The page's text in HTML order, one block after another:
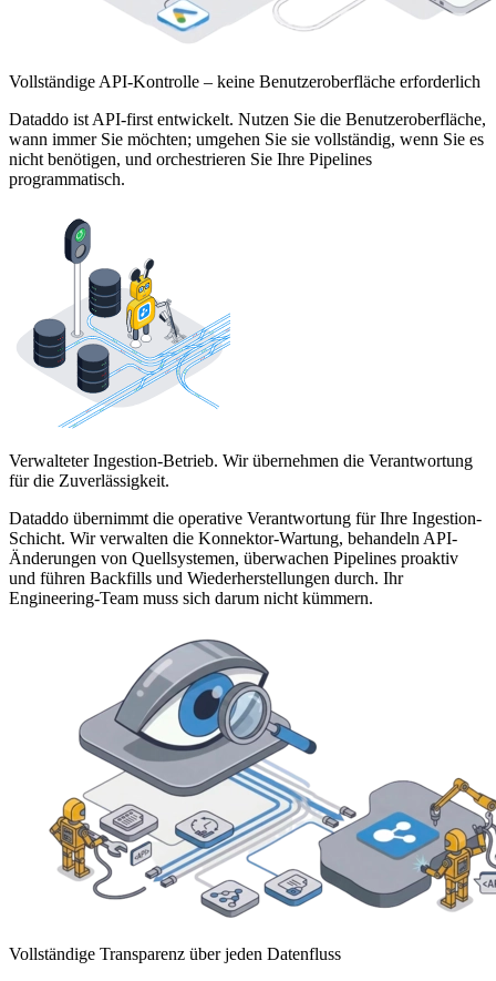
Vollständige API-Kontrolle – keine Benutzeroberfläche erforderlich
Dataddo ist API-first entwickelt. Nutzen Sie die Benutzeroberfläche,
wann immer Sie möchten; umgehen Sie sie vollständig, wenn Sie es
nicht benötigen, und orchestrieren Sie Ihre Pipelines
programmatisch.
Verwalteter Ingestion-Betrieb. Wir übernehmen die Verantwortung
für die Zuverlässigkeit.
Dataddo übernimmt die operative Verantwortung für Ihre Ingestion-
Schicht. Wir verwalten die Konnektor-Wartung, behandeln API-
Änderungen von Quellsystemen, überwachen Pipelines proaktiv
und führen Backfills und Wiederherstellungen durch. Ihr
Engineering-Team muss sich darum nicht kümmern.
Vollständige Transparenz über jeden Datenfluss